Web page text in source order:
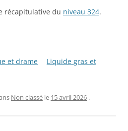
récapitulative du niveau 324.
et drame
Liquide gras et
Non classé le 15 avril 2026 .